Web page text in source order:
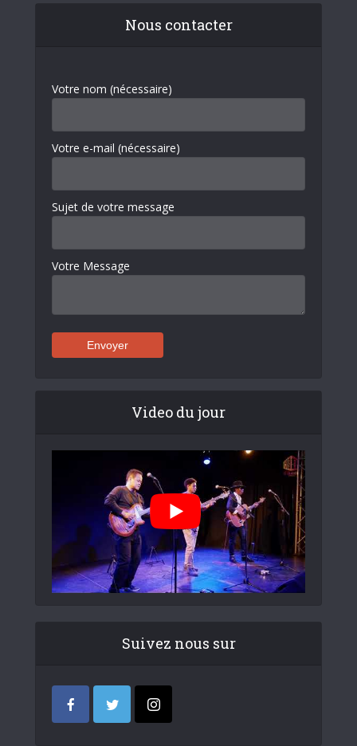
Nous contacter
Votre nom (nécessaire)
Votre e-mail (nécessaire)
Sujet de votre message
Votre Message
Video du jour
Suivez nous sur